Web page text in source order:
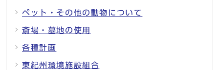
ペット・その他の動物について
斎場・墓地の使用
各種計画
東紀州環境施設組合